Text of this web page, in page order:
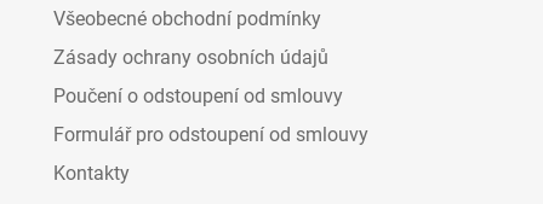
Všeobecné obchodní podmínky
Zásady ochrany osobních údajů
Poučení o odstoupení od smlouvy
Formulář pro odstoupení od smlouvy
Kontakty